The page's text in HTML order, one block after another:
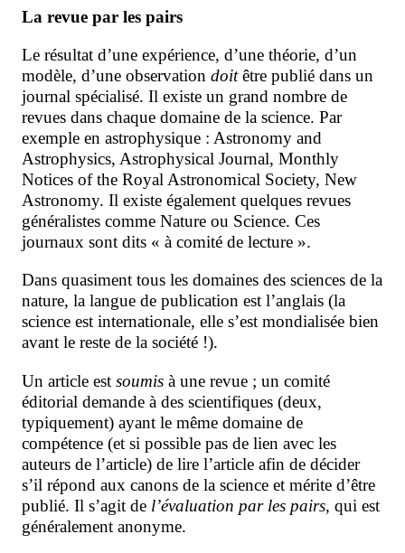
La revue par les pairs
Le résultat d’une expérience, d’une théorie, d’un
modèle, d’une observation doitêtre publié dans un
journal spécialisé. Il existe un grand nombre de
revues dans chaque domaine de la science. Par
exemple en astrophysique : Astronomy and
Astrophysics, Astrophysical Journal, Monthly
Notices of the Royal Astronomical Society, New
Astronomy. Il existe également quelques revues
généralistes comme Nature ou Science. Ces
journaux sont dits « à comité de lecture ».
Dans quasiment tous les domaines des sciences de la
nature, la langue de publication est l’anglais (la
science est internationale, elle s’est mondialisée bien
avant le reste de la société !).
Un article est soumis à une revue ; un comité
éditorial demande à des scientifiques (deux,
typiquement) ayant le même domaine de
compétence (et si possible pas de lien avec les
auteurs de l’article) de lire l’article afin de décider
s’il répond aux canons de la science et mérite d’être
publié. Il s’agit de l’évaluation par les pairs, qui est
généralement anonyme.